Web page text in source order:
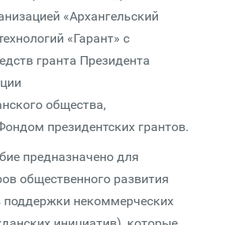
«Архангельский
«Гарант» с
гранта Президента
общества,
президентских грантов.
предназначено для
общественного развития
поддержки некоммерческих